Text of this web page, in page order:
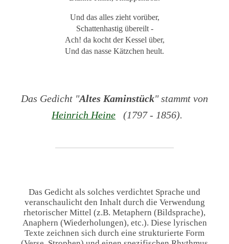
Und das alles zieht vorüber,
Schattenhastig übereilt -
Ach! da kocht der Kessel über,
Und das nasse Kätzchen heult.
Das Gedicht "Altes Kaminstück" stammt von
Heinrich Heine (1797 - 1856).
Das Gedicht als solches verdichtet Sprache und
veranschaulicht den Inhalt durch die Verwendung
rhetorischer Mittel (z.B. Metaphern (Bildsprache),
Anaphern (Wiederholungen), etc.). Diese lyrischen
Texte zeichnen sich durch eine strukturierte Form